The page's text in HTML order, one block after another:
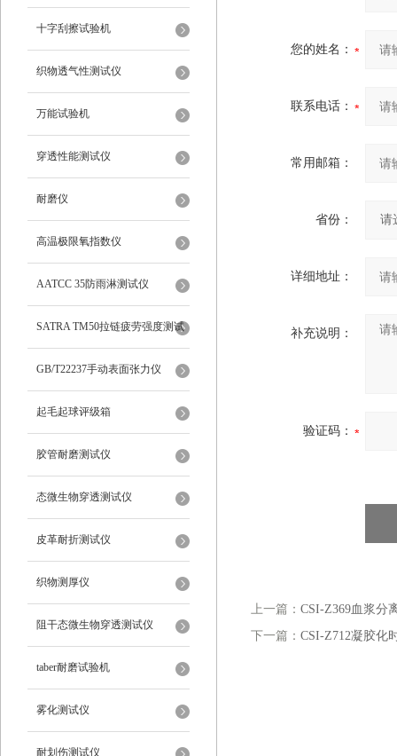
十字刮擦试验机
织物透气性测试仪
万能试验机
穿透性能测试仪
耐磨仪
高温极限氧指数仪
AATCC 35防雨淋测试仪
SATRA TM50拉链疲劳强度测试
仪
GB/T22237手动表面张力仪
起毛起球评级箱
胶管耐磨测试仪
态微生物穿透测试仪
皮革耐折测试仪
织物测厚仪
阻干态微生物穿透测试仪
taber耐磨试验机
雾化测试仪
耐划伤测试仪
您的姓名：
联系电话：
常用邮箱：
省份：
详细地址：
补充说明：
验证码：
上一篇： CSI-Z369血浆分
下一篇： CSI-Z712凝胶化